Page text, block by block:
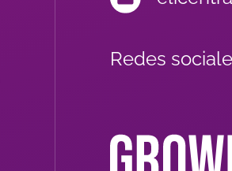
Redes